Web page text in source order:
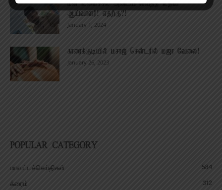
மன உளைச்சல் அடைய வைத்த உதவி
ஆய்வாளர்! எதற்கு?!
January 1, 2024
காரைக்குடியில் மசாஜ் சென்டரில் மஜா வேலை!
January 26, 2023
POPULAR CATEGORY
மாவட்டச்செய்திகள்
584
க்ரைம்
312